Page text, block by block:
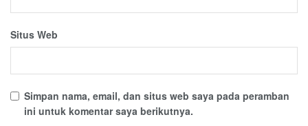
Situs Web
Simpan nama, email, dan situs web saya pada peramban
ini untuk komentar saya berikutnya.